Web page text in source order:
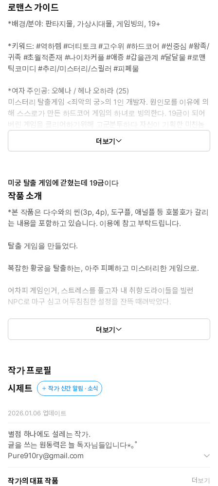
로맨스 가이드
*배경/분야: 판타지물, 가상시대물, 게임빙의, 19+
*키워드: #역하렘 #더티토크 #고수위 #하드코어 #씬중심 #왕족/
귀족 #초월적존재 #나이차커플 #애증 #갑을관계 #달달물 #로맨
틱코미디 #추리/미스터리/스릴러 #피폐물
*여자 주인공: 오혜나 / 헤나 오하라 (25)
미스터리 탈출게임 <죄악의 궁>의 1인 개발자. 원인모를 이유에 의
해 스스로가 만든 하드코어 게임의 하녀로 빙의한다. 19금이 되어
버린 게임을 클리어하기위해 고군분투하다 자신이 기획한 미친놈
관. 과묵하고 이지적인 가학성애자.
“귀여운 하녀님. 사실대로 말하지 않으면 고통 속에 울부짖게 될
거야.”
*남자 주인공 2: 에즈라 미하일란스 드 헤르메르칸 (27)
겉모습과는 달리 속은 썩어문드러진 이중인격 싸가지 문란남.
지.”
*남자 주인공 3: 레나 황녀 (26)
미친놈 3. 붉은 머리의 아름다운 황녀님. 나긋하고 상냥하지만 어딘
“아. 이거. 그냥 가끔 딱딱해져요. 별거 아니니 신경쓰지 말아요.”
더보기
미궁 탈출 게임에 갇혔는데 19금이다
작품 소개
*본 작품은 다수와의 씬(3p, 4p), 도구플, 애널플 등 호불호가 갈리
는 내용을 포함하고 있습니다. 이용에 참고 부탁드립니다.
탈출 게임을 만들었다.
복잡한 황궁을 탈출하는, 아주 피폐하고 미스터리한 게임으로.
어차피 게임인거, 스트레스를 풀고자 내 취향 도라이들을 빌런
NPC로 마구 심고 어두침침한 설정을 잔뜩 때려박았다.
그렇게 만든 하드코어 게임인데…….
“진정해. 어차피 내가 만든 곳이야. 정신만 차리면….”
문제 둘. 연령가가 높아졌다.
“…제기랄. Z됐다.”
그것도 아주 많이.
***
#역하렘 #하드코어 #다인플 #로맨스릴러 #탈출 #로코 #몸정>맘
더보기
작가 프로필
시제트
작가 신간 알림 · 소식
2026.01.06 업데이트
별점 하나에도 설레는 작가.
글을 쓰는 원동력은 늘 독자님들입니다⋆｡˚
Pure910ry@gmail.com
작가의 대표 작품 더보기